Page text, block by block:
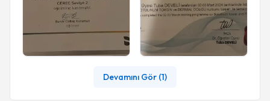
Devamını Gör (1)